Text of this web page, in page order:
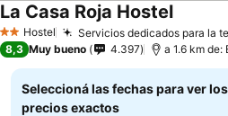
2 Estrellas
Hostel Servicios dedicados para la
La Casa Roja Hostel
8,3 Muy bueno 4.397 a 1.6 km
Seleccioná las fechas para ver los
precios exactos